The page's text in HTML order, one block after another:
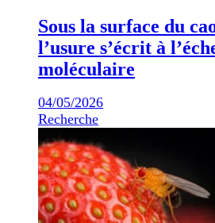
Sous la surface du
l’usure s’écrit à
moléculaire
04/05/2026
Recherche